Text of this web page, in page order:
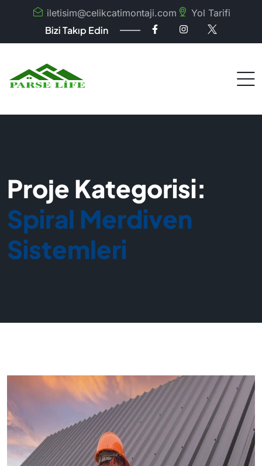
iletisim@celikcatimontaji.com Yol Tarifi
Bizi Takıp Edin
Proje Kategorisi:
Spiral Merdiven
Sistemleri